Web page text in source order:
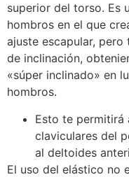
superior del torso. Es
hombros en el que
ajuste escapular,
de inclinación,
«súper inclinado» en
hombros.
Esto te permitirá
claviculares del
al deltoides
El uso del elástico no